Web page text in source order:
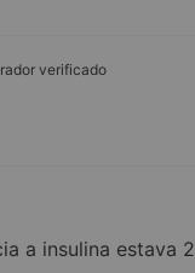
verificado
a insulina estava